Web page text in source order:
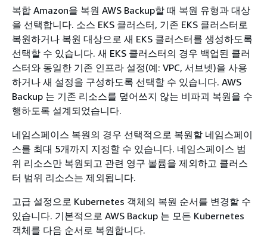
복합 Amazon을 복원 AWS Backup할 때 복원 유형과 대상
을 선택합니다. 소스 EKS 클러스터, 기존 EKS 클러스터로
복원하거나 복원 대상으로 새 EKS 클러스터를 생성하도록
선택할 수 있습니다. 새 EKS 클러스터의 경우 백업된 클러
스터와 동일한 기존 인프라 설정(예: VPC, 서브넷)을 사용
하거나 새 설정을 구성하도록 선택할 수 있습니다. AWS
Backup 는 기존 리소스를 덮어쓰지 않는 비파괴 복원을 수
행하도록 설계되었습니다.
네임스페이스 복원의 경우 선택적으로 복원할 네임스페이
스를 최대 5개까지 지정할 수 있습니다. 네임스페이스 범
위 리소스만 복원되고 관련 영구 볼륨을 제외하고 클러스
터 범위 리소스는 제외됩니다.
고급 설정으로 Kubernetes 객체의 복원 순서를 변경할 수
있습니다. 기본적으로 AWS Backup 는 모든 Kubernetes
객체를 다음 순서로 복원합니다.